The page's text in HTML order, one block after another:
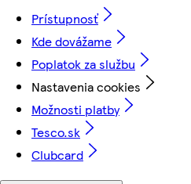
Prístupnosť
Kde dovážame
Poplatok za službu
Nastavenia cookies
Možnosti platby
Tesco.sk
Clubcard